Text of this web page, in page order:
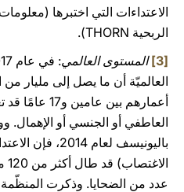
الربحية THORN).
[3]
المستوى العالمي
العالميّة أن ما يصل إلى مليار من
أعمارهم بين
العاطفي أو الجنسي أو الإهمال.
باليونيسف لعام
عدد من الضحايا. وذكرت المنظّمة